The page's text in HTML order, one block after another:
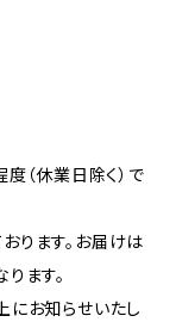
（休業日除く）で
ります。お届けは
ます。
にお知らせいたし